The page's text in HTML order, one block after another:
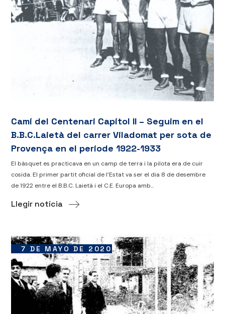
Camí del Centenari Capítol II – Seguim en el
B.B.C.Laietà del carrer Viladomat per sota de
Provença en el període 1922-1933
El bàsquet es practicava en un camp de terra i la pilota era de cuir
cosida. El primer partit oficial de l’Estat va ser el dia 8 de desembre
de 1922 entre el B.B.C. Laietà i el C.E. Europa amb...
Llegir notícia
7 DE MAYO DE 2020